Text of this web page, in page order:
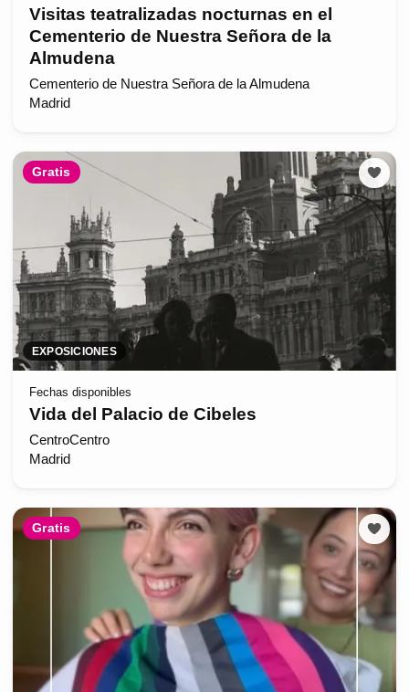
Visitas teatralizadas nocturnas en el
Cementerio de Nuestra Señora de la
Almudena
Cementerio de Nuestra Señora de la Almudena
Madrid
Gratis
EXPOSICIONES
Fechas disponibles
Vida del Palacio de Cibeles
CentroCentro
Madrid
Gratis